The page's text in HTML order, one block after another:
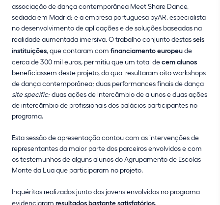
associação de dança contemporânea Meet Share Dance,
sediada em Madrid; e a empresa portuguesa byAR, especialista
no desenvolvimento de aplicações e de soluções baseadas na
realidade aumentada imersiva. O trabalho conjunto destasseis
instituições, que contaram com financiamento europeude
cerca de 300 mil euros, permitiu que um total decem alunos
beneficiassem deste projeto, do qual resultaram oito workshops
de dança contemporânea; duas performances finais de dança
site specific; duas ações de intercâmbio de alunos e duas ações
de intercâmbio de profissionais dos palácios participantes no
programa.
Esta sessão de apresentação contou com as intervenções de
representantes da maior parte dos parceiros envolvidos e com
os testemunhos de alguns alunos do Agrupamento de Escolas
Monte da Lua que participaram no projeto.
Inquéritos realizados junto dos jovens envolvidos no programa
evidenciaram resultados bastante satisfatórios,